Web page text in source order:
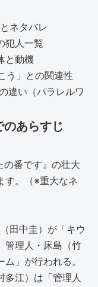
ネタバレ
犯人一覧
と動機
う」との関連性
違い（パラレルワ
のあらすじ
番です』の壮大
す。（※重大なネ
田中圭）が「キウ
管理人・床島（竹
」が行われる。
多江）は「管理人